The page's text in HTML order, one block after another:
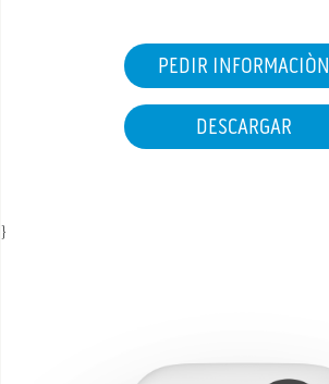
ÁREA DE DESCARGA
PEDIR INFORMACIÒN
DESCARGAR
}